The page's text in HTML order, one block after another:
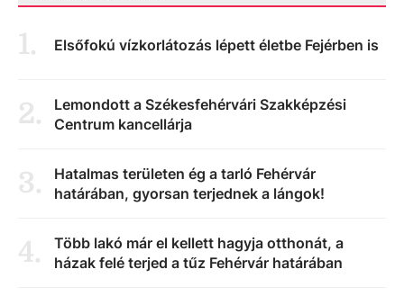
1. Elsőfokú vízkorlátozás lépett életbe Fejérben is
2.
Lemondott a Székesfehérvári Szakképzési
Centrum kancellárja
3.
Hatalmas területen ég a tarló Fehérvár
határában, gyorsan terjednek a lángok!
4.
Több lakó már el kellett hagyja otthonát, a
házak felé terjed a tűz Fehérvár határában